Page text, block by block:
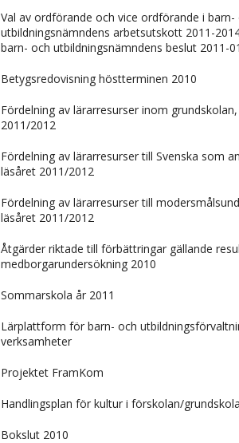
Val av ordförande och vice ordförande i barn-
utbildningsnämndens arbetsutskott 2011-
barn- och utbildningsnämndens beslut 2011-
Betygsredovisning höstterminen 2010
Fördelning av lärarresurser inom
2011/2012
Fördelning av lärarresurser till Svenska som
läsåret 2011/2012
Fördelning av lärarresurser till
läsåret 2011/2012
Åtgärder riktade till förbättringar gällande
medborgarundersökning 2010
Sommarskola år 2011
Lärplattform för barn- och
verksamheter
Projektet FramKom
Handlingsplan för kultur i förskolan/
Bokslut 2010